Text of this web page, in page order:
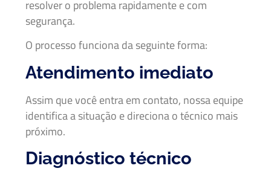
resolver o problema rapidamente e com
segurança.
O processo funciona da seguinte forma:
Atendimento imediato
Assim que você entra em contato, nossa equipe
identifica a situação e direciona o técnico mais
próximo.
Diagnóstico técnico